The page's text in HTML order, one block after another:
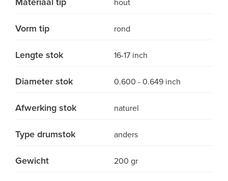
hout
Vorm tip rond
Lengte stok 16-17 inch
Diameter stok 0.600 - 0.649 inch
Afwerking stok naturel
Type drumstok anders
Gewicht 200 gr